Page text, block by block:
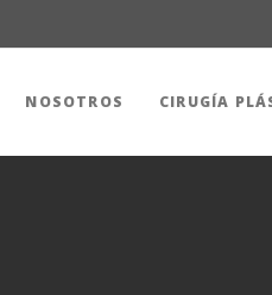
NOSOTROS CIRUGÍA